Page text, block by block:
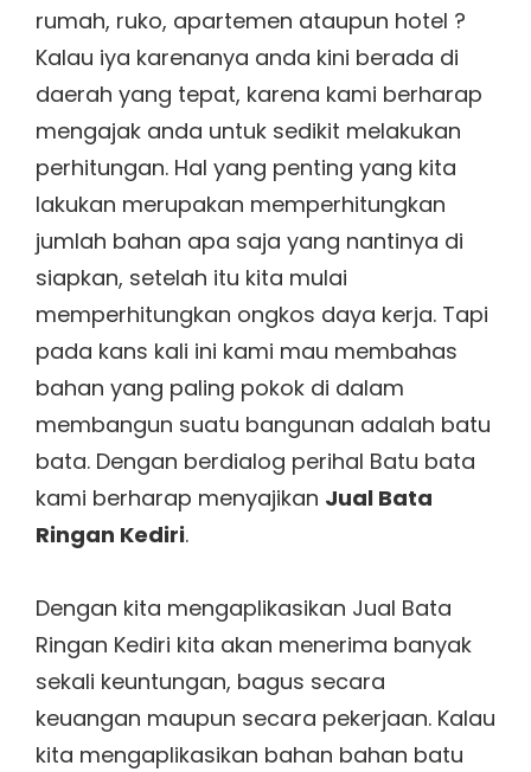
rumah, ruko, apartemen ataupun hotel ?
Kalau iya karenanya anda kini berada di
daerah yang tepat, karena kami berharap
mengajak anda untuk sedikit melakukan
perhitungan. Hal yang penting yang kita
lakukan merupakan memperhitungkan
jumlah bahan apa saja yang nantinya di
siapkan, setelah itu kita mulai
memperhitungkan ongkos daya kerja. Tapi
pada kans kali ini kami mau membahas
bahan yang paling pokok di dalam
membangun suatu bangunan adalah batu
bata. Dengan berdialog perihal Batu bata
kami berharap menyajikan Jual Bata
Ringan Kediri.
Dengan kita mengaplikasikan Jual Bata
Ringan Kediri kita akan menerima banyak
sekali keuntungan, bagus secara
keuangan maupun secara pekerjaan. Kalau
kita mengaplikasikan bahan bahan batu